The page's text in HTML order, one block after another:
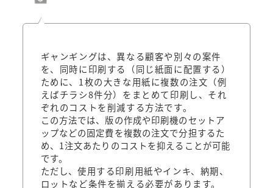
ギャンギングは、異なる顧客や別々の案件
を、同時に印刷する（同じ紙面に配置する）
ために、1枚の大きな用紙に複数の注文（例
えばチラシ8件分）をまとめて印刷し、それ
ぞれのコストを削減する方法です。
この方法では、版の作成や印刷機のセットア
ップなどの固定費を複数の注文で分担するた
め、1注文あたりのコストを抑えることが可能
です。
ただし、使用する印刷用紙やインキ、納期、
ロットなど条件を揃える必要があります。